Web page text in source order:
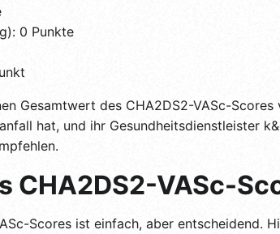
0 Punkte
Gesamtwert des CHA2DS2-VASc-
hat, und ihr Gesundheitsdienstleister
CHA2DS2-VASc-
Scores ist einfach, aber entscheidend.